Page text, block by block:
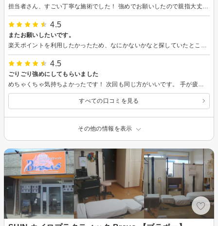
4.5
またお願いしたいです。
4.5
ごりごり強めにしてもらいました
すべての口コミを見る
その他の情報を表示